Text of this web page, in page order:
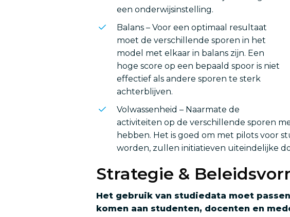
een onderwijsinstelling.
Balans – Voor een optimaal resultaat
moet de verschillende sporen in het
model met elkaar in balans zijn. Een
hoge score op een bepaald spoor is niet
effectief als andere sporen te sterk
achterblijven.
Volwassenheid – Naarmate de
activiteiten op de verschillende sporen
hebben. Het is goed om met pilots voor
worden, zullen initiatieven uiteindelijke
Strategie &
Het gebruik van studiedata moet
komen aan studenten, docenten en